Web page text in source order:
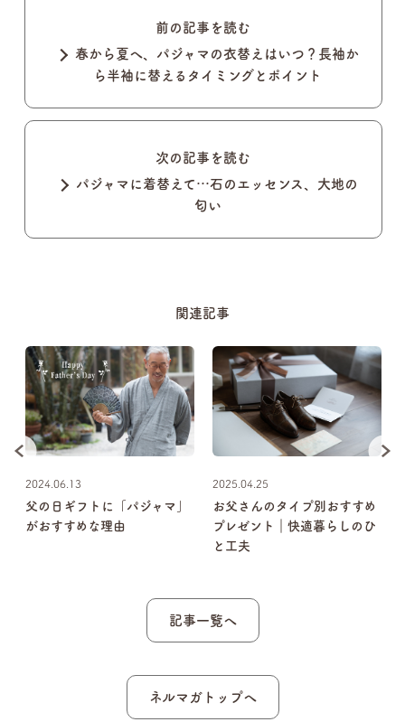
前の記事を読む
春から夏へ、パジャマの衣替えはいつ？長袖か
ら半袖に替えるタイミングとポイント
次の記事を読む
パジャマに着替えて…石のエッセンス、大地の
匂い
関連記事
2024.06.13
父の日ギフトに「パジャマ」
がおすすめな理由
2025.04.25
お父さんのタイプ別おすすめ
プレゼント｜快適暮らしのひ
と工夫
記事一覧へ
ネルマガトップへ